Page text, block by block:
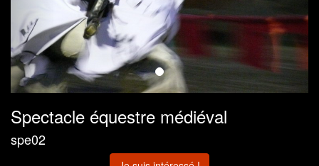
Spectacle équestre médiéval
spe02